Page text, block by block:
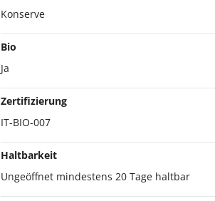
Konserve
Bio
Ja
Zertifizierung
IT-BIO-007
Haltbarkeit
Ungeöffnet mindestens 20 Tage haltbar